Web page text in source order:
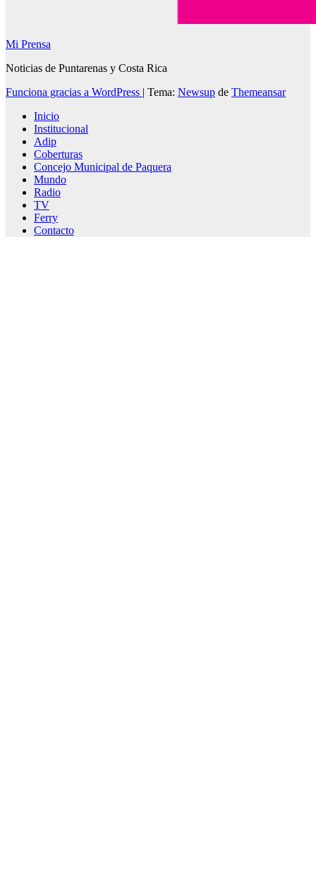
Mi Prensa
Noticias de Puntarenas y Costa Rica
Funciona gracias a WordPress | Tema: Newsup de Themeansar
Inicio
Institucional
Adip
Coberturas
Concejo Municipal de Paquera
Mundo
Radio
TV
Ferry
Contacto